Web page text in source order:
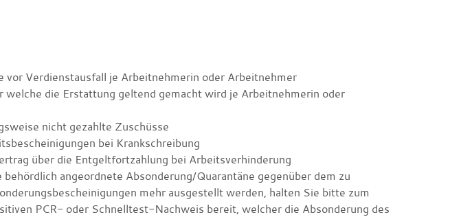
vor Verdienstausfall je Arbeitnehmerin oder Arbeitnehmer
welche die Erstattung geltend gemacht wird je Arbeitnehmerin oder
nicht gezahlte Zuschüsse
bei Krankschreibung
über die Entgeltfortzahlung bei Arbeitsverhinderung
angeordnete Absonderung/Quarantäne gegenüber dem zu
mehr ausgestellt werden, halten Sie bitte zum
PCR- oder Schnelltest-Nachweis bereit, welcher die Absonderung des